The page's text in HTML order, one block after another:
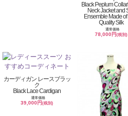
Black Peplum
Neck Jacket and
Ensemble Made
Quality Silk
通常価格
78,000円(税別)
カーディガン レースブラッ
ク
Black Lace Cardigan
通常価格
39,000円(税別)